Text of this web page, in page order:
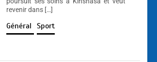
revenir dans […]
Général Sport